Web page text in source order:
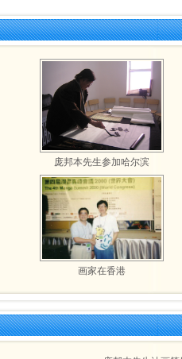
庞邦本先生参加哈尔滨
画家在香港